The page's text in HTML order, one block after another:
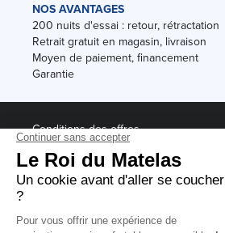
NOS AVANTAGES
200 nuits d'essai : retour, rétractation
Retrait gratuit en magasin, livraison
Moyen de paiement, financement
Garantie
Conditions des offres
Black Friday
Destockage
Soldes
Conditions Générales de vente magasin